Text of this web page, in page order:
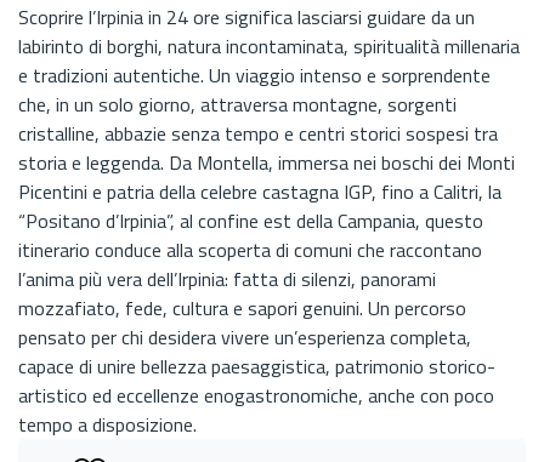
Scoprire l’Irpinia in 24 ore significa lasciarsi guidare da un
labirinto di borghi, natura incontaminata, spiritualità millenaria
e tradizioni autentiche. Un viaggio intenso e sorprendente
che, in un solo giorno, attraversa montagne, sorgenti
cristalline, abbazie senza tempo e centri storici sospesi tra
storia e leggenda. Da Montella, immersa nei boschi dei Monti
Picentini e patria della celebre castagna IGP, fino a Calitri, la
“Positano d’Irpinia”, al confine est della Campania, questo
itinerario conduce alla scoperta di comuni che raccontano
l’anima più vera dell’Irpinia: fatta di silenzi, panorami
mozzafiato, fede, cultura e sapori genuini. Un percorso
pensato per chi desidera vivere un’esperienza completa,
capace di unire bellezza paesaggistica, patrimonio storico-
artistico ed eccellenze enogastronomiche, anche con poco
tempo a disposizione.